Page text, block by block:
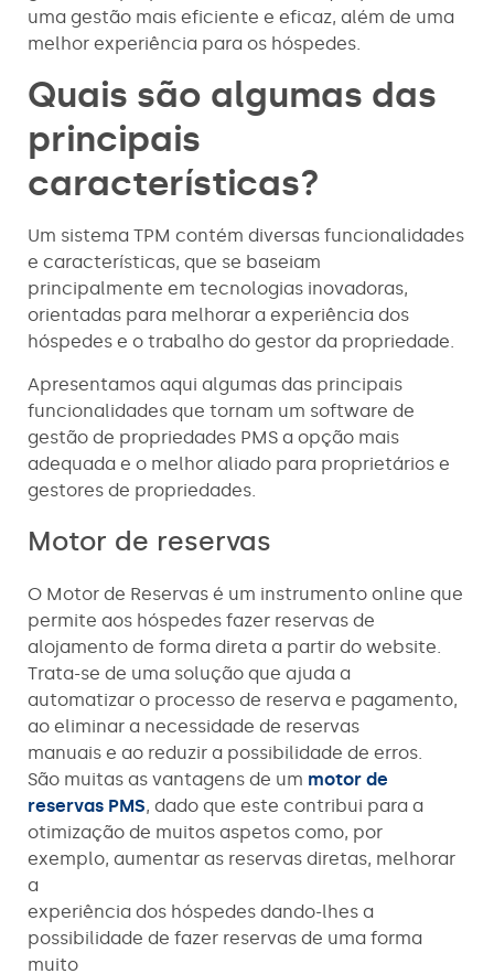
uma gestão mais eficiente e eficaz, além de uma
melhor experiência para os hóspedes.
Quais são algumas das
principais
características?
Um sistema TPM contém diversas funcionalidades
e características, que se baseiam
principalmente em tecnologias inovadoras,
orientadas para melhorar a experiência dos
hóspedes e o trabalho do gestor da propriedade.
Apresentamos aqui algumas das principais
funcionalidades que tornam um software de
gestão de propriedades PMS a opção mais
adequada e o melhor aliado para proprietários e
gestores de propriedades.
Motor de reservas
O Motor de Reservas é um instrumento online que
permite aos hóspedes fazer reservas de
alojamento de forma direta a partir do website.
Trata-se de uma solução que ajuda a
automatizar o processo de reserva e pagamento,
ao eliminar a necessidade de reservas
manuais e ao reduzir a possibilidade de erros.
São muitas as vantagens de um motor de
reservas PMS, dado que este contribui para a
otimização de muitos aspetos como, por
exemplo, aumentar as reservas diretas, melhorar
a
experiência dos hóspedes dando-lhes a
possibilidade de fazer reservas de uma forma
muito